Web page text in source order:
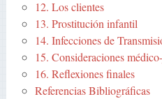
12. Los clientes
13. Prostitución infantil
14. Infecciones de
15. Consideraciones
16. Reflexiones finales
Referencias Bibliográficas